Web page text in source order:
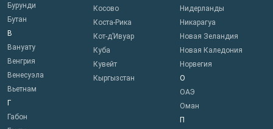
Бурунди
Бутан
В
Вануату
Венгрия
Венесуэла
Вьетнам
Г
Габон
Косово
Коста-Рика
Кот-д’Ивуар
Куба
Кувейт
Кыргызстан
Нидерланды
Никарагуа
Новая Зеландия
Новая Каледония
Норвегия
О
ОАЭ
Оман
П